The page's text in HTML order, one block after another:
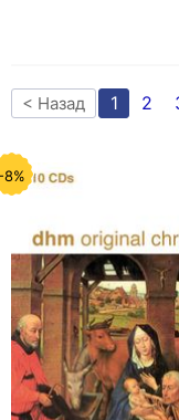
< Назад 1 2
8%